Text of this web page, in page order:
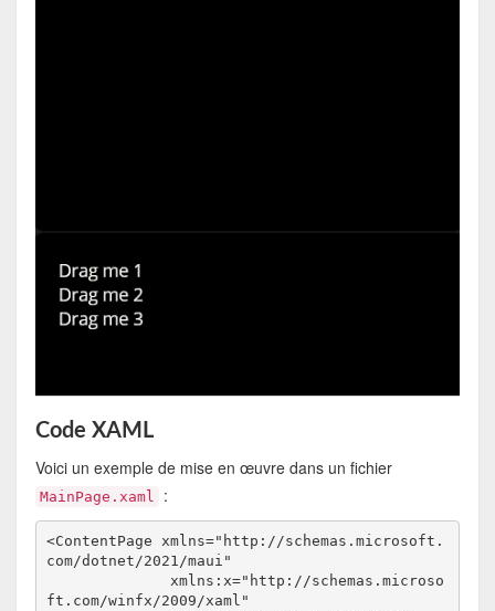
Code XAML
Voici un exemple de mise en œuvre dans un fichier
MainPage.xaml :
<ContentPage xmlns="http://schemas.microsoft.
com/dotnet/2021/maui"
ft.com/winfx/2009/xaml"